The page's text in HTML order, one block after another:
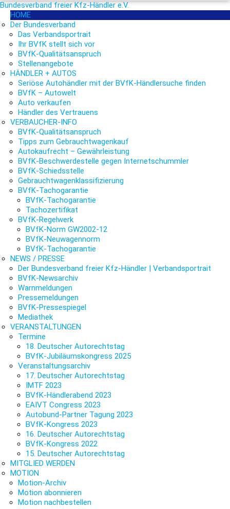
Bundesverband freier Kfz-Händler e.V.
HOME
Der Bundesverband
Das Verbandsportrait
Ihr BVfK stellt sich vor
BVfK-Qualitätsanspruch
Stellenangebote
HÄNDLER + AUTOS
Seriöse Autohändler mit der BVfK-Händlersuche finden
BVfK – Autowelt
Auto verkaufen
Händler des Vertrauens
VERBAUCHER-INFO
BVfK-Qualitätsanspruch
Tipps zum Gebrauchtwagenkauf
Autokaufrecht – Gewährleistung
BVfK-Beschwerdestelle gegen Internetschummler
BVfK-Schiedsstelle
Gebrauchtwagenklassifizierung
BVfK-Tachogarantie
BVfK-Tachogarantie
Tachozertifikat
BVfK-Regelwerk
BVfK-Norm GW2002-12
BVfK-Neuwagennorm
BVfK-Tachogarantie
NEWS / PRESSE
Der Bundesverband freier Kfz-Händler | Verbandsportrait
BVfK-Newsarchiv
Warnmeldungen
Pressemeldungen
BVfK-Pressespiegel
Mediathek
VERANSTALTUNGEN
Termine
18. Deutscher Autorechtstag
BVfK-Jubiläumskongress 2025
Veranstaltungsarchiv
17. Deutscher Autorechtstag
IMTF 2023
BVfK-Händlerabend 2023
EAIVT Congress 2023
Autobund-Partner Tagung 2023
BVfK-Kongress 2023
16. Deutscher Autorechtstag
BVfK-Kongress 2022
15. Deutscher Autorechtstag
MITGLIED WERDEN
MOTION
Motion-Archiv
Motion abonnieren
Motion nachbestellen